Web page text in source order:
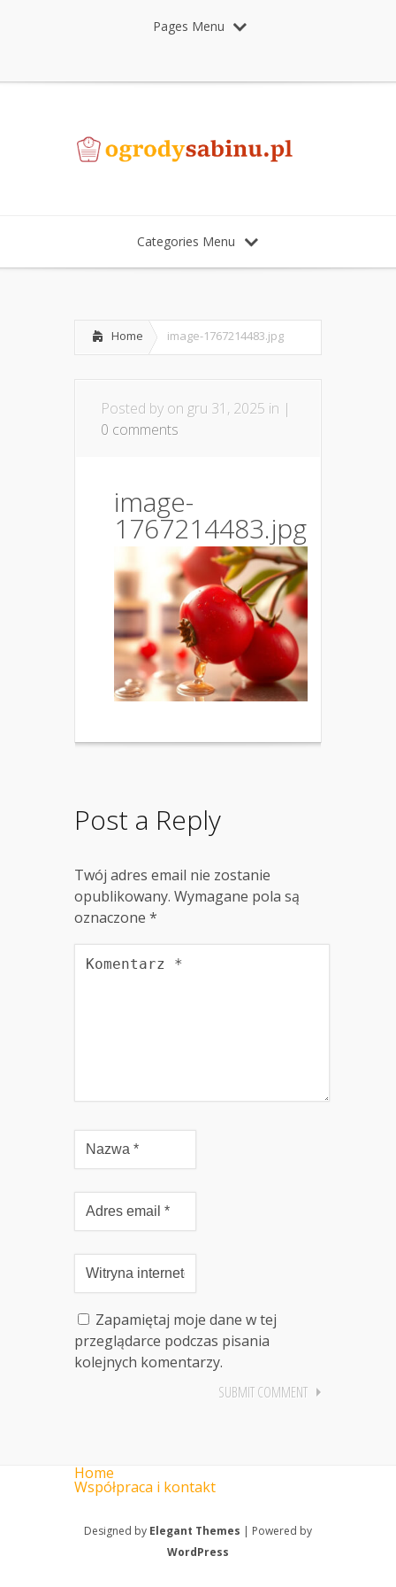
Pages Menu
Categories Menu
Home image-1767214483.jpg
Posted by on gru 31, 2025 in |
0 comments
image-
1767214483.jpg
Post a Reply
Twój adres email nie zostanie
opublikowany. Wymagane pola są
oznaczone *
Zapamiętaj moje dane w tej
przeglądarce podczas pisania
kolejnych komentarzy.
Home
Współpraca i kontakt
Designed by Elegant Themes | Powered by
WordPress